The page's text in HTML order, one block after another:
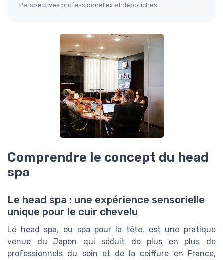
Perspectives professionnelles et débouchés
Comprendre le concept du head
spa
Le head spa : une expérience sensorielle
unique pour le cuir chevelu
Le head spa, ou spa pour la tête, est une pratique
venue du Japon qui séduit de plus en plus de
professionnels du soin et de la coiffure en France,